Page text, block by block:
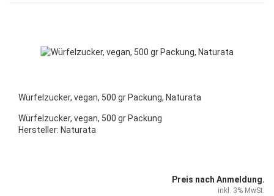
Würfelzucker, vegan, 500 gr Packung, Naturata
Würfelzucker, vegan, 500 gr Packung
Hersteller: Naturata
Preis nach Anmeldung.
inkl. 3% MwSt.